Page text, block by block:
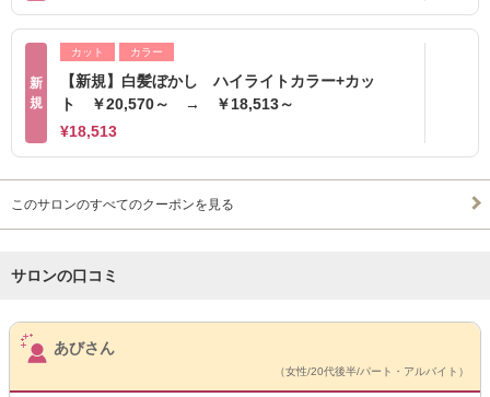
新
規
カット カラー
【新規】白髪ぼかし ハイライトカラー+カッ
ト ￥20,570～ → ￥18,513～
¥18,513
このサロンのすべてのクーポンを見る
サロンの口コミ
サロンPick Up
あびさん
（女性/20代後半/パート・アルバイト）